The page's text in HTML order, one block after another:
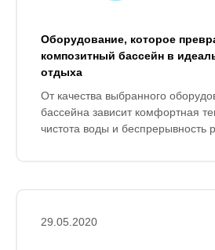
Оборудование, которое
композитный бассейн в
отдыха
От качества выбранного
бассейна зависит комфортная
чистота воды и беспрерывность
29.05.2020